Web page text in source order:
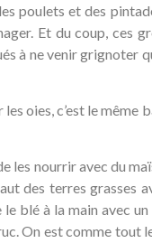
poulets et des
Et du coup, ces
à ne venir grignoter
oies, c’est le même
les nourrir avec du
des terres grasses
blé à la main avec
On est comme tout